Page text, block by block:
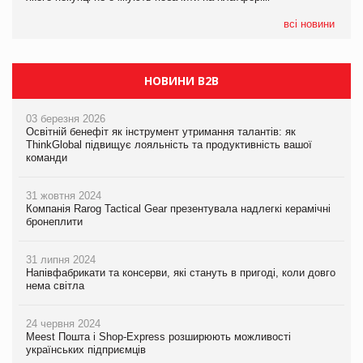
всі новини
НОВИНИ B2B
03 березня 2026
Освітній бенефіт як інструмент утримання талантів: як
ThinkGlobal підвищує лояльність та продуктивність вашої
команди
31 жовтня 2024
Компанія Rarog Tactical Gear презентувала надлегкі керамічні
бронеплити
31 липня 2024
Напівфабрикати та консерви, які стануть в пригоді, коли довго
нема світла
24 червня 2024
Meest Пошта і Shop-Express розширюють можливості
українських підприємців